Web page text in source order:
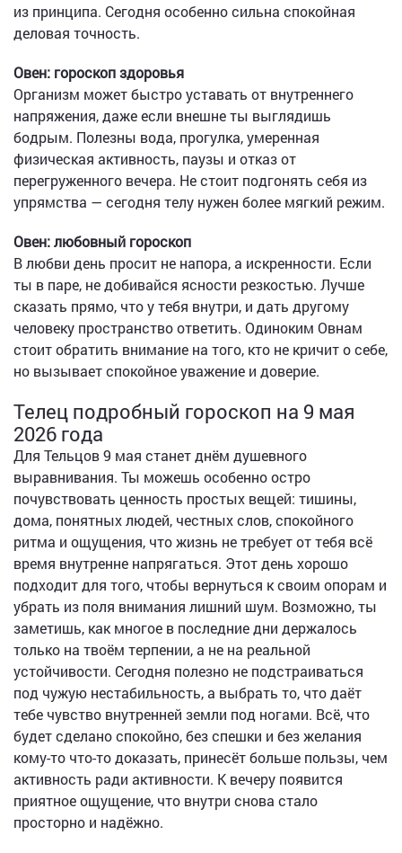
из принципа. Сегодня особенно сильна спокойная
деловая точность.
Овен: гороскоп здоровья
Организм может быстро уставать от внутреннего
напряжения, даже если внешне ты выглядишь
бодрым. Полезны вода, прогулка, умеренная
физическая активность, паузы и отказ от
перегруженного вечера. Не стоит подгонять себя из
упрямства — сегодня телу нужен более мягкий режим.
Овен: любовный гороскоп
В любви день просит не напора, а искренности. Если
ты в паре, не добивайся ясности резкостью. Лучше
сказать прямо, что у тебя внутри, и дать другому
человеку пространство ответить. Одиноким Овнам
стоит обратить внимание на того, кто не кричит о себе,
но вызывает спокойное уважение и доверие.
Телец подробный гороскоп на 9 мая
2026 года
Для Тельцов 9 мая станет днём душевного
выравнивания. Ты можешь особенно остро
почувствовать ценность простых вещей: тишины,
дома, понятных людей, честных слов, спокойного
ритма и ощущения, что жизнь не требует от тебя всё
время внутренне напрягаться. Этот день хорошо
подходит для того, чтобы вернуться к своим опорам и
убрать из поля внимания лишний шум. Возможно, ты
заметишь, как многое в последние дни держалось
только на твоём терпении, а не на реальной
устойчивости. Сегодня полезно не подстраиваться
под чужую нестабильность, а выбрать то, что даёт
тебе чувство внутренней земли под ногами. Всё, что
будет сделано спокойно, без спешки и без желания
кому-то что-то доказать, принесёт больше пользы, чем
активность ради активности. К вечеру появится
приятное ощущение, что внутри снова стало
просторно и надёжно.